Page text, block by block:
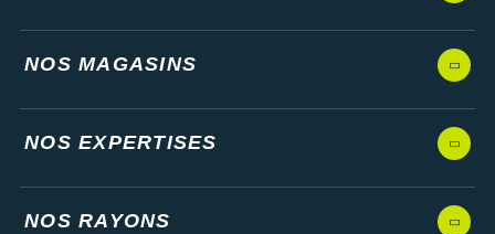
NOS MAGASINS
NOS EXPERTISES
NOS RAYONS